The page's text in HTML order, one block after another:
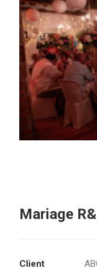
Mariage
Client